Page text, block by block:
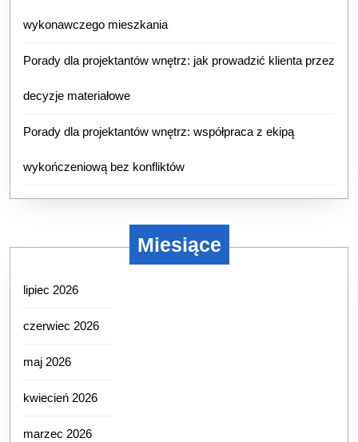
wykonawczego mieszkania
Porady dla projektantów wnętrz: jak prowadzić klienta przez
decyzje materiałowe
Porady dla projektantów wnętrz: współpraca z ekipą
wykończeniową bez konfliktów
Miesiące
lipiec 2026
czerwiec 2026
maj 2026
kwiecień 2026
marzec 2026